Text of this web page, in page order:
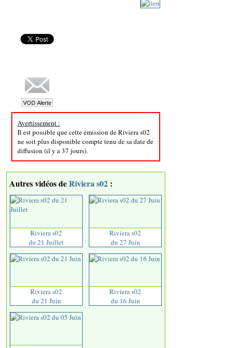
Avertissement :
Il est possible que cette émission de Riviera s02
ne soit plus disponible compte tenu de sa date de
diffusion (il y a 37 jours).
Autres vidéos deRiviera s02 :
Riviera s02
du 21 Juillet
Riviera s02
du 27 Juin
Riviera s02
du 21 Juin
Riviera s02
du 16 Juin